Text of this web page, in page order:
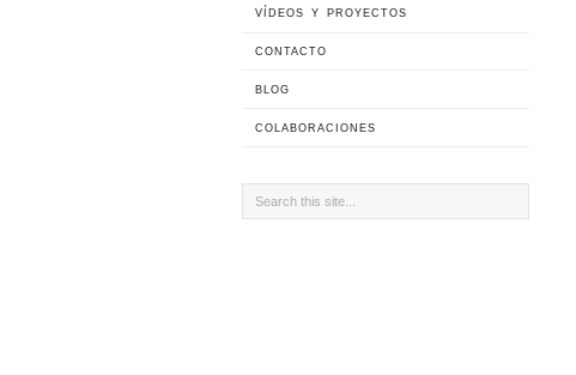
VÍDEOS Y PROYECTOS
CONTACTO
BLOG
COLABORACIONES